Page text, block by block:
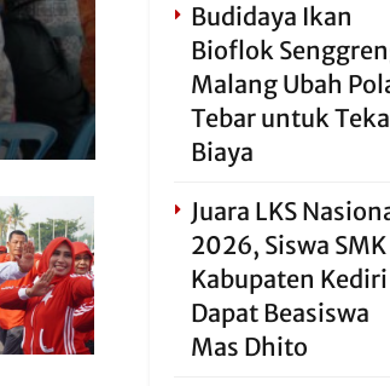
Budidaya Ikan
Bioflok
Malang Ubah
Tebar untuk
Biaya
Juara LKS
2026, Siswa
Kabupaten Kediri
Dapat Beasiswa
Mas Dhito